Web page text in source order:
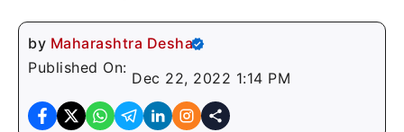
by Maharashtra Desha
Published On:
Dec 22, 2022 1:14 PM